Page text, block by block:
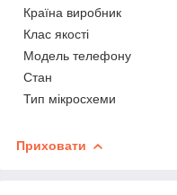
Країна виробник
Клас якості
Модель телефону
Стан
Тип мікросхеми
Приховати